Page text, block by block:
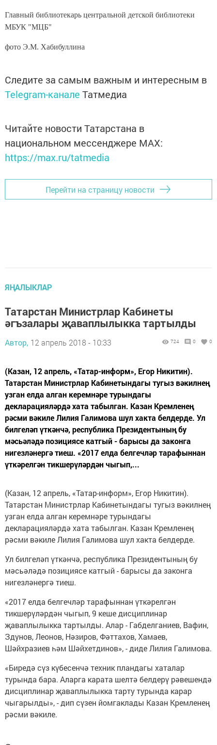
Главный библиотекарь центральной детской библиотеки
МБУК "МЦБ"
фото Э.М. Хабибуллина
Следите за самым важным и интересным в
Telegram-канале Татмедиа
Читайте новости Татарстана в
национальном мессенджере MАХ:
https://max.ru/tatmedia
Перейти на страницу новости
ЯҢАЛЫКЛАР
Татарстан Министрлар Кабинеты
әгъзалары җаваплылыкка тартылды
Автор, 12 апрель 2018 - 10:33 724 0 0
(Казан, 12 апрель, «Татар-информ», Егор Никитин).
Татарстан Министрлар Кабинетындагы тугыз вәкилнең
узган елда алган керемнәре турындагы
декларацияләрдә хата табылган. Казан Кремленең
рәсми вәкиле Лилия Галимова шул хакта белдерде. Ул
билгеләп үткәнчә, республика Президентының бу
мәсьәләдә позициясе катгый - барысы да законга
нигезләнергә тиеш. «2017 елда белгечләр тарафыннан
үткәрелгән тикшерүләрдән чыгып,...
(Казан, 12 апрель, «Татар-информ», Егор Никитин).
Татарстан Министрлар Кабинетындагы тугыз вәкилнең
узган елда алган керемнәре турындагы
декларацияләрдә хата табылган. Казан Кремленең
рәсми вәкиле Лилия Галимова шул хакта белдерде.
Ул билгеләп үткәнчә, республика Президентының бу
мәсьәләдә позициясе катгый - барысы да законга
нигезләнергә тиеш.
«2017 елда белгечләр тарафыннан үткәрелгән
тикшерүләрдән чыгып, 9 кеше дисциплинар
җаваплылыкка тартылды. Алар - Габделганиев, Вафин,
Здунов, Леонов, Нәзиров, Фәттахов, Хамаев,
Шәйхразиев һәм Шәйхетдинов», - диде Лилия Галимова.
«Биредә сүз күбесенчә техник пландагы хаталар
турында бара. Аларга карата шелтә белдерү рәвешендә
дисциплинар җаваплылыкка тарту турында карар
чыгарылды», - дип сүзен йомгаклады Казан Кремленең
рәсми вәкиле.